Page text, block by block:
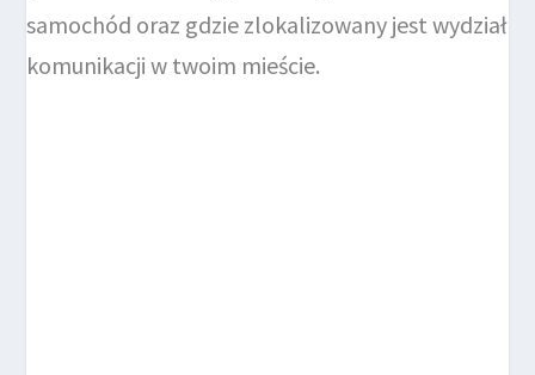
samochód oraz gdzie zlokalizowany jest wydział
komunikacji w twoim mieście.